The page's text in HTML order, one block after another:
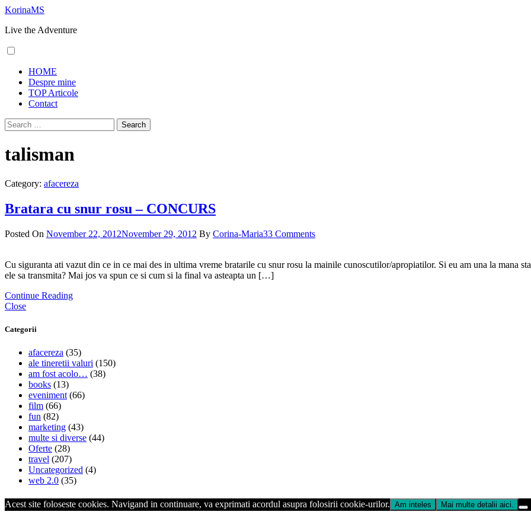
Skip
content
KorinaMS
Live the Adventure
Menu
HOME
Despre mine
TOP Articole
Contact
Search
for:
talisman
Category: afacereza
Bratara cu snur rosu – CONCURS
Posted On November 22, 2012November 29, 2012 By Corina-Maria33 Comments
Cu siguranta ati vazut din ce in ce mai des in ultima vreme bratarile cu snur rosu la mainile cunoscutilor/apropiatilor. Si eu am una la mana
ele sa transmita? Mai jos va spun ce si cum si la final va asteapta un […]
Continue Reading
Close
Categorii
afacereza (35)
ale tineretii valuri (150)
am fost acolo… (38)
books (13)
eveniment (66)
film (66)
fun (82)
marketing (43)
multe si diverse (44)
Oferte (28)
travel (207)
Uncategorized (4)
web 2.0 (35)
Acest site foloseste cookies. Navigand in continuare, va exprimati acordul asupra folosirii cookie-urilor. Am inteles Mai multe detalii aici.